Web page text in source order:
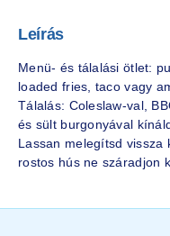
Leírás
Menü- és tálalási ötlet:
loaded fries, taco vagy
Tálalás: Coleslaw-val,
és sült burgonyával
Lassan melegítsd vissza
rostos hús ne száradjon